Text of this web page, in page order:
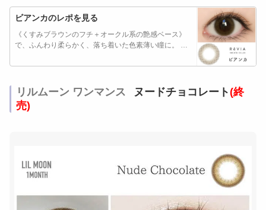
ビアンカのレポを見る
《くすみブラウンのフチ＋オークル系の艶感ベース》
で、ふんわり柔らかく、落ち着いた色素薄い瞳に。 …
リルムーン ワンマンス ヌードチョコレート(終
売)